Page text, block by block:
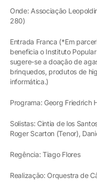
Onde: Associação
280)
Entrada Franca (*Em
beneficia o Instituto
sugere-se a doação de
brinquedos, produtos de
informática.)
Programa: Georg Friedrich
Solistas: Cintia de los
Roger Scarton (Tenor),
Regência: Tiago Flores
Realização: Orquestra de